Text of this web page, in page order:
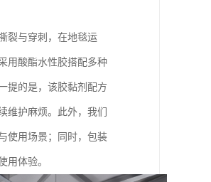
裂与穿刺，在地毯运
用酸酯水性胶搭配多种
提的是，该胶黏剂配方
维护麻烦。此外，我们
使用场景；同时，包装
用体验。